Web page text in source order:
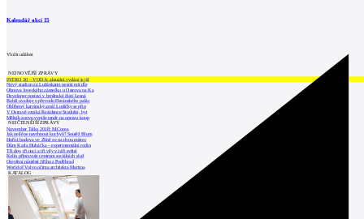
Kalendář akcí 15
Vložit událost
NEJNOVĚJŠÍ ZPRÁVY
INTRO 30 – VODA: aktuální vydání je již
Nový stadion za Lužánkami nesmí mít dle
Obnova loveckého zámečku u Ostrova na Ka
Developer postaví v brněnské části Lesná
Babiš uvažuje o převodu Hrzánského palác
Oblíbený karvinský areál Lodičky se přip
V Ostravě vzniká Rezidence Stodolní, byt
Mělník znovu vypíše tendr na opravu koup
NEJČTENĚJŠÍ ZPRÁVY
November Talks 2018: M.Corea
Jak nejlépe navrhnout kuchyň? Soutěž Blum
Hořící budova ve Zlíně se na dvou místec
Dům Karla Hubáčka – experimentální rodin
Tři dny, tři noci a tři vily v záři světel
Kolín připravuje centrum sociálních služ
Otevření náměstí Jiřího z Poděbrad
World of Volvo očima architekta Martina
KATALOG